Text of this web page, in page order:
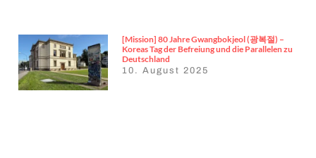
[Mission] 80 Jahre Gwangbokjeol (광복절) –
Koreas Tag der Befreiung und die Parallelen zu
Deutschland
10. August 2025